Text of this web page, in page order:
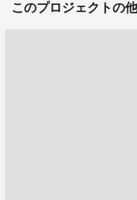
このプロジェクトの